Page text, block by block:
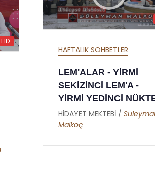
HD
HD
HAFTALIK SOHBETLER
MEKTUBAT - YİRMİ
DOKUZUNCU MEKTUP
- RAMAZAN RİSALESİ
- ALTINCI NÜKTE
HİDAYET MEKTEBİ /